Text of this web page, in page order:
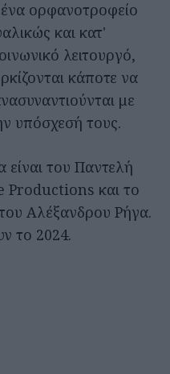
ορφανοτροφείο
και κατ'
λειτουργό,
κάποτε να
με
υπόσχεσή τους.
του Παντελή
Productions και το
Αλέξανδρου Ρήγα.
το 2024.